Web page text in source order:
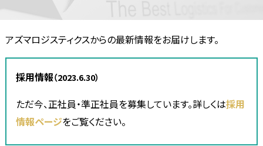
アズマロジスティクスからの最新情報をお届けします。
採用情報（2023.6.30）
ただ今、正社員・準正社員を募集しています。詳しくは採用
情報ページをご覧ください。